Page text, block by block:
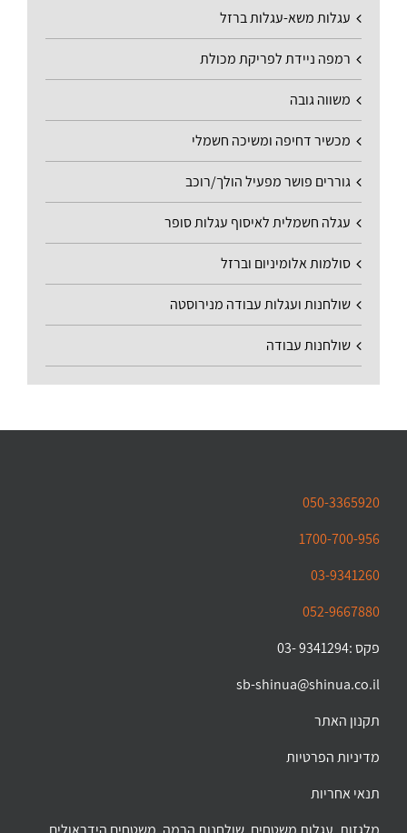
עגלות משא-עגלות ברזל
רמפה ניידת לפריקת מכולת
משווה גובה
מכשיר דחיפה ומשיכה חשמלי
גוררים פושר מפעיל הולך/רוכב
עגלה חשמלית לאיסוף עגלות סופר
סולמות אלומיניום וברזל
שולחנות ועגלות עבודה מנירוסטה
שולחנות עבודה
050-3365920
1700-700-956
03-9341260
052-9667880
פקס :9341294 -03
sb-shinua@shinua.co.il
תקנון האתר
מדיניות הפרטיות
תנאי אחריות